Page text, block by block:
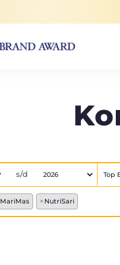
s/d
MariMas × NutriSari